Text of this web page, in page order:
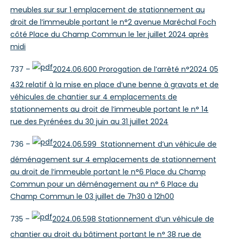
meubles sur sur 1 emplacement de stationnement au
droit de l’immeuble portant le n°2 avenue Maréchal Foch
côté Place du Champ Commun le 1er juillet 2024 après
midi
737 –
2024.06.600 Prorogation de l’arrêté n°2024 05
432 relatif à la mise en place d’une benne à gravats et de
véhicules de chantier sur 4 emplacements de
stationnements au droit de l’immeuble portant le n° 14
rue des Pyrénées du 30 juin au 31 juillet 2024
736 –
2024.06.599 Stationnement d’un véhicule de
déménagement sur 4 emplacements de stationnement
au droit de l’immeuble portant le n°6 Place du Champ
Commun pour un déménagement au n° 6 Place du
Champ Commun le 03 juillet de 7h30 à 12h00
735 –
2024.06.598 Stationnement d’un véhicule de
chantier au droit du bâtiment portant le n° 38 rue de